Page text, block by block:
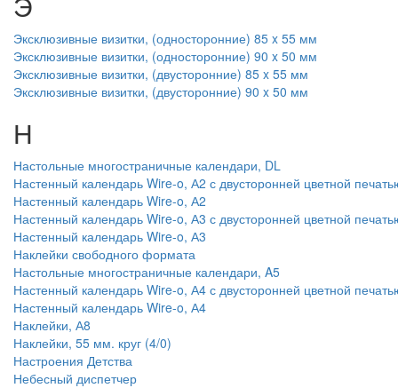
Эксклюзивные визитки, (односторонние) 85 x 55 мм
Эксклюзивные визитки, (односторонние) 90 x 50 мм
Эксклюзивные визитки, (двусторонние) 85 x 55 мм
Эксклюзивные визитки, (двусторонние) 90 x 50 мм
Н
Настольные многостраничные календари, DL
Настенный календарь Wire-o, А2 с двусторонней цветной
Настенный календарь Wire-o, А2
Настенный календарь Wire-o, А3 с двусторонней цветной
Настенный календарь Wire-o, А3
Наклейки свободного формата
Настольные многостраничные календари, A5
Настенный календарь Wire-o, А4 с двусторонней цветной
Настенный календарь Wire-o, А4
Наклейки, А8
Наклейки, 55 мм. круг (4/0)
Настроения Детства
Небесный диспетчер